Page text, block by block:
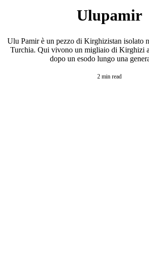
Ulupamir
Ulu Pamir è un pezzo di Kirghizistan isolato
Turchia. Qui vivono un migliaio di Kirghizi
dopo un esodo lungo una
2 min read